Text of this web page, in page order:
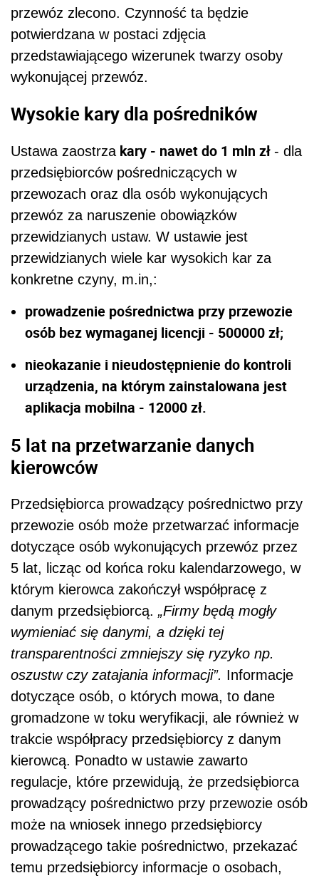
przewóz zlecono. Czynność ta będzie
potwierdzana w postaci zdjęcia
przedstawiającego wizerunek twarzy osoby
wykonującej przewóz.
Wysokie kary dla pośredników
Ustawa zaostrzakary - nawet do 1 mln zł - dla
przedsiębiorców pośredniczących w
przewozach oraz dla osób wykonujących
przewóz za naruszenie obowiązków
przewidzianych ustaw. W ustawie jest
przewidzianych wiele kar wysokich kar za
konkretne czyny, m.in,:
prowadzenie pośrednictwa przy przewozie
osób bez wymaganej licencji - 500000 zł;
nieokazanie i nieudostępnienie do kontroli
urządzenia, na którym zainstalowana jest
aplikacja mobilna - 12000 zł.
5 lat na przetwarzanie danych
kierowców
Przedsiębiorca prowadzący pośrednictwo przy
przewozie osób może przetwarzać informacje
dotyczące osób wykonujących przewóz przez
5 lat, licząc od końca roku kalendarzowego, w
którym kierowca zakończył współpracę z
danym przedsiębiorcą. „Firmy będą mogły
wymieniać się danymi, a dzięki tej
transparentności zmniejszy się ryzyko np.
oszustw czy zatajania informacji”. Informacje
dotyczące osób, o których mowa, to dane
gromadzone w toku weryfikacji, ale również w
trakcie współpracy przedsiębiorcy z danym
kierowcą. Ponadto w ustawie zawarto
regulacje, które przewidują, że przedsiębiorca
prowadzący pośrednictwo przy przewozie osób
może na wniosek innego przedsiębiorcy
prowadzącego takie pośrednictwo, przekazać
temu przedsiębiorcy informacje o osobach,